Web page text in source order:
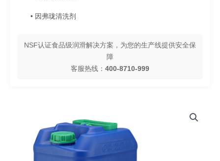
• 因弗珑清洗剂
NSF认证食品级润滑解决方案，为您的生产线提供安全保
障
客服热线： 400-8710-999